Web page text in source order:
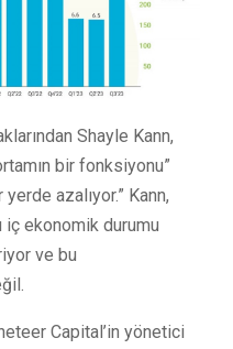
Shayle Kann,
bir fonksiyonu”
azalıyor.” Kann,
iç ekonomik durumu
ve bu
Capital’in yönetici